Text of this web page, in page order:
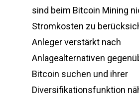
sind beim Bitcoin Mining
Stromkosten zu
Anleger verstärkt nach
Anlagealternativen
Bitcoin suchen und ihrer
Diversifikationsfunktion